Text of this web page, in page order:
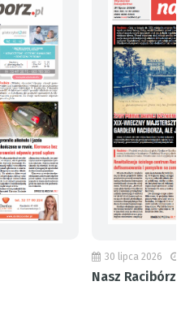
30 lipca 2026
Nasz Racibórz